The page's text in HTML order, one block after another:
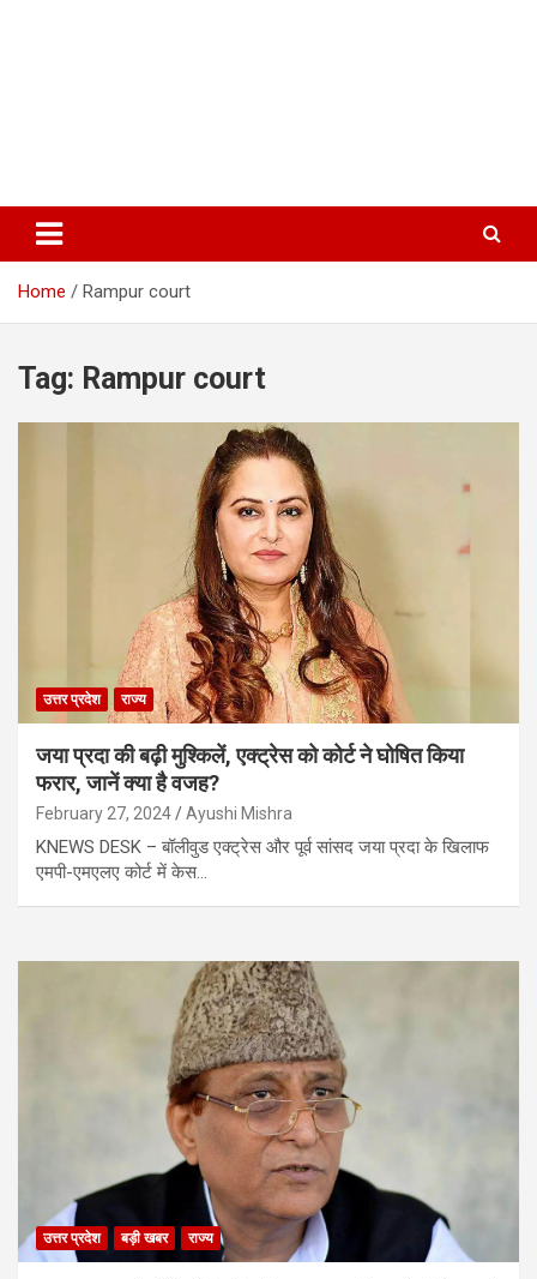
Home Rampur court
Tag: Rampur court
उत्तर प्रदेश राज्य
जया प्रदा की बढ़ी मुश्किलें, एक्ट्रेस को कोर्ट ने घोषित किया
फरार, जानें क्या है वजह?
February 27, 2024 Ayushi Mishra
KNEWS DESK – बॉलीवुड एक्ट्रेस और पूर्व सांसद जया प्रदा के खिलाफ
एमपी-एमएलए कोर्ट में केस…
उत्तर प्रदेश बड़ी खबर राज्य